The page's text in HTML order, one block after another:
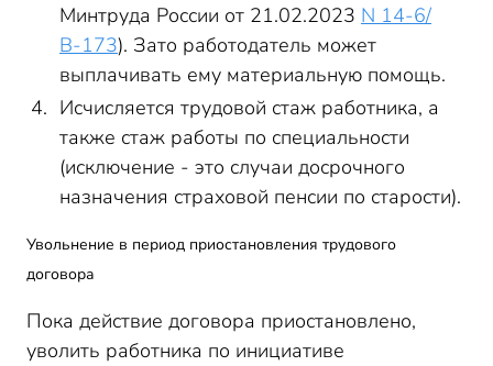
Минтруда России от 21.02.2023 N 14-6/
В-173). Зато работодатель может
выплачивать ему материальную помощь.
Исчисляется трудовой стаж работника, а
также стаж работы по специальности
(исключение - это случаи досрочного
назначения страховой пенсии по старости).
Увольнение в период приостановления трудового
договора
Пока действие договора приостановлено,
уволить работника по инициативе